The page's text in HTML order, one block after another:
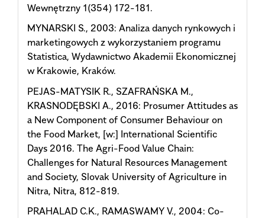
Wewnętrzny 1(354) 172-181.
MYNARSKI S., 2003: Analiza danych rynkowych i
marketingowych z wykorzystaniem programu
Statistica, Wydawnictwo Akademii Ekonomicznej
w Krakowie, Kraków.
PEJAS-MATYSIK R., SZAFRAŃSKA M.,
KRASNODĘBSKI A., 2016: Prosumer Attitudes as
a New Component of Consumer Behaviour on
the Food Market, [w:] International Scientific
Days 2016. The Agri-Food Value Chain:
Challenges for Natural Resources Management
and Society, Slovak University of Agriculture in
Nitra, Nitra, 812-819.
PRAHALAD C.K., RAMASWAMY V., 2004: Co-